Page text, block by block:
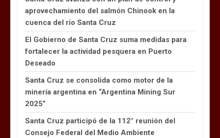
aprovechamiento del salmón Chinook en la
cuenca del río Santa Cruz
El Gobierno de Santa Cruz suma medidas para
fortalecer la actividad pesquera en Puerto
Deseado
Santa Cruz se consolida como motor de la
minería argentina en “Argentina Mining Sur
2025”
Santa Cruz participó de la 112° reunión del
Consejo Federal del Medio Ambiente